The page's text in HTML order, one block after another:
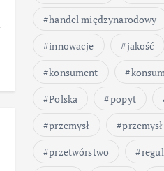
handel międzynarodowy
innowacje
jakość
konsument
Polska
popyt
przemysł
przetwórstwo